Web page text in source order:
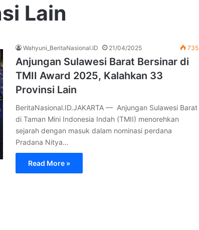
Lain
Wahyuni_BeritaNasional.ID 21/04/2025 735
Anjungan Sulawesi Barat Bersinar di
TMII Award 2025, Kalahkan 33
Provinsi Lain
BeritaNasional.ID.JAKARTA — Anjungan Sulawesi Barat
di Taman Mini Indonesia Indah (TMII) menorehkan
sejarah dengan masuk dalam nominasi perdana
Pradana Nitya…
Read More »